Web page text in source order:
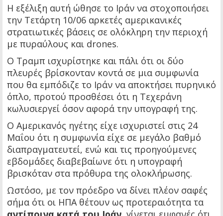
Η εξέλιξη αυτή ώθησε το Ιράν να στοχοποιήσει
την Τετάρτη 10/06 αρκετές αμερικανικές
στρατιωτικές βάσεις σε ολόκληρη την περιοχή
με πυραύλους και drones.
Ο Τραμπ ισχυρίστηκε και πάλι ότι οι δύο
πλευρές βρίσκονταν κοντά σε μια συμφωνία
που θα εμπόδιζε το Ιράν να αποκτήσει πυρηνικό
όπλο, προτού προσθέσει ότι η Τεχεράνη
κωλυσιεργεί όσον αφορά την υπογραφή της.
Ο Αμερικανός ηγέτης είχε ισχυριστεί στις 24
Μαΐου ότι η συμφωνία είχε σε μεγάλο βαθμό
διαπραγματευτεί, ενώ και τις προηγούμενες
εβδομάδες διαβεβαίωνε ότι η υπογραφή
βρισκόταν στα πρόθυρα της ολοκλήρωσης.
Ωστόσο, με τον πρόεδρο να δίνει πλέον σαφές
σήμα ότι οι ΗΠΑ θέτουν ως προτεραιότητα τα